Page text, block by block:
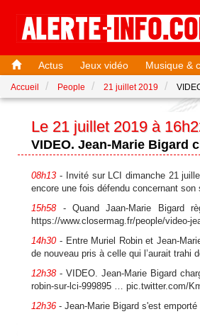
Actus Jeux vidéo Musique &
Accueil People 21 juillet 2019
Le 21 juillet 2019 à
VIDEO. Jean-Marie Bigard
08h13 - Invité sur LCI dimanche 21
encore une fois défendu concernant
15h58- Quand Jaan-Marie Bigard
https://www.closermag.fr/people/video-
14h30- Entre Muriel Robin et Jean-
de nouveau pris à celle qui l’aurait trahi
12h38- VIDEO. Jean-Marie Bigard
robin-sur-lci-999895 … pic.twitter.com/
12h36 - Jean-Marie Bigard s'est